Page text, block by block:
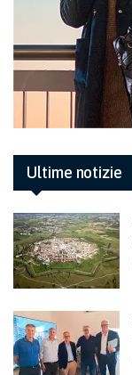
Ultime notizie